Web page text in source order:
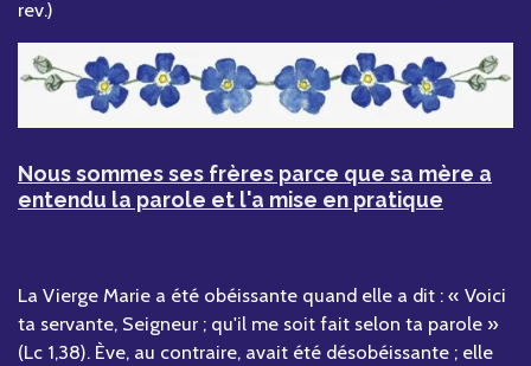
rev.)
Nous sommes ses frères parce que sa mère a
entendu la parole et l'a mise en pratique
La Vierge Marie a été obéissante quand elle a dit : « Voici
ta servante, Seigneur ; qu'il me soit fait selon ta parole »
(Lc 1,38). Ève, au contraire, avait été désobéissante ; elle